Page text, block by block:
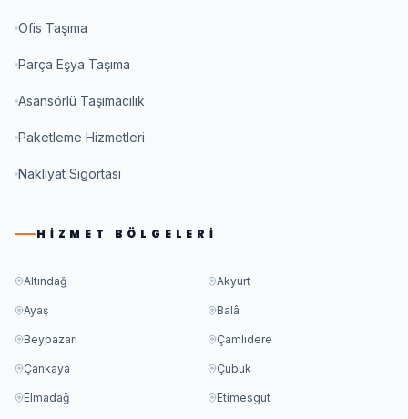
Ofis Taşıma
Parça Eşya Taşıma
Asansörlü Taşımacılık
Paketleme Hizmetleri
Nakliyat Sigortası
HIZMET BÖLGELERI
Altındağ Akyurt
Ayaş Balâ
Beypazarı Çamlıdere
Çankaya Çubuk
Elmadağ Etimesgut